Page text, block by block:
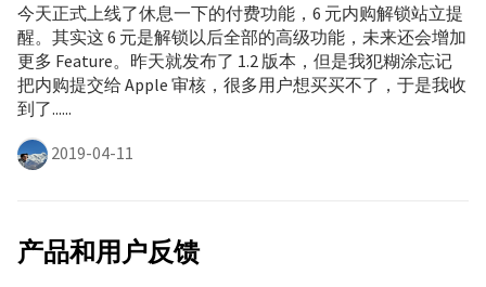
今天正式上线了休息一下的付费功能，6 元内购解锁站立提
醒。其实这 6 元是解锁以后全部的高级功能，未来还会增加
更多 Feature。昨天就发布了 1.2 版本，但是我犯糊涂忘记
把内购提交给 Apple 审核，很多用户想买买不了，于是我收
到了......
2019-04-11
产品和用户反馈